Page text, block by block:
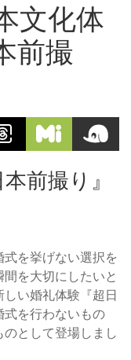
文化体
前撮
前撮り』
を挙げない選択を
を大切にしたいと
い婚礼体験『超日
を行わないもの
として登場しまし